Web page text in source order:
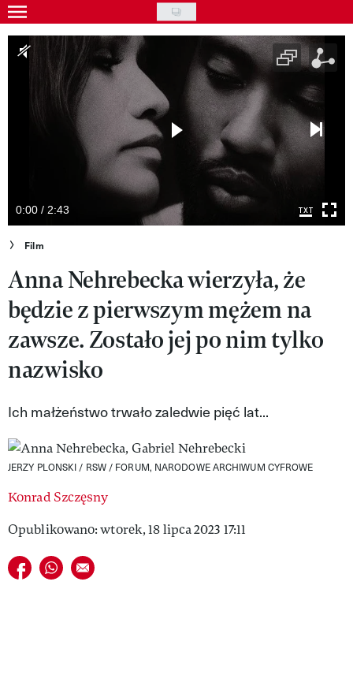
Skip
to
main
Gwiazdy
Moda
Kultura
Wideo
Nasze akcje
VIVA!ART
VIVA!MODA
VIVA!LIFESTYLE
VIVA!MAN
VIVA!PEOPLE POWER
VIVA!ITAKA
MAGAZYN VIVA!
0:00 / 2:43
Film
Anna Nehrebecka wierzyła, że
będzie z pierwszym mężem na
zawsze. Zostało jej po nim tylko
nazwisko
Ich małżeństwo trwało zaledwie pięć lat...
JERZY PLONSKI / RSW / FORUM, NARODOWE ARCHIWUM CYFROWE
Konrad Szczęsny
Opublikowano: wtorek, 18 lipca 2023 17:11
Udostępnij na facebook
Udostępnij na whatsapp
E-mail do przyjaciela